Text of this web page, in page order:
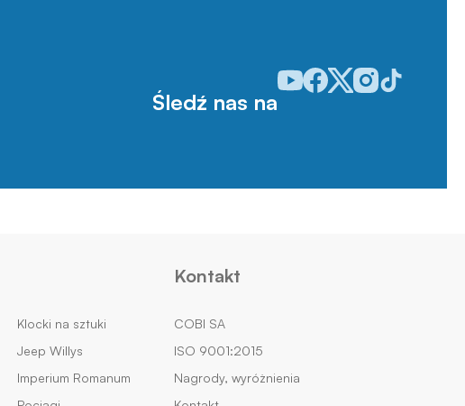
Śledź nas na
Odwiedź nasz profil w serwisie
Odwiedź nasz profil w
Odwiedź nasz profil w
Odwiedź nasz
Odwiedź
Klocki na sztuki
Jeep Willys
Imperium Romanum
Kontakt
COBI SA
ISO 9001:2015
Nagrody, wyróżnienia